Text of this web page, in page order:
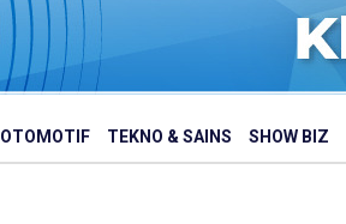
OTOMOTIF TEKNO & SAINS SHOW BIZ